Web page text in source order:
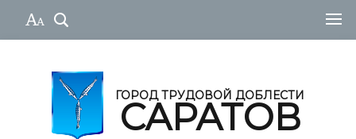
ГОРОД ТРУДОВОЙ ДОБЛЕСТИ
САРАТОВ